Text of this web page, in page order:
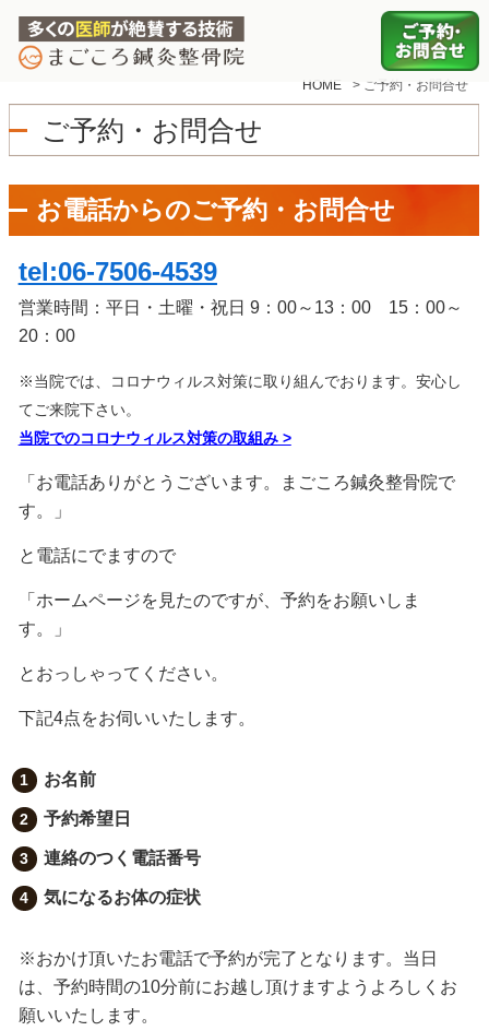
HOME > ご予約・お問合せ
ご予約・お問合せ
お電話からのご予約・お問合せ
tel:06-7506-4539
営業時間：平日・土曜・祝日 9：00～13：00 15：00～
20：00
※当院では、コロナウィルス対策に取り組んでおります。安心し
てご来院下さい。
当院でのコロナウィルス対策の取組み>
「お電話ありがとうございます。まごころ鍼灸整骨院で
す。」
と電話にでますので
「ホームページを見たのですが、予約をお願いしま
す。」
とおっしゃってください。
下記4点をお伺いいたします。
お名前
予約希望日
連絡のつく電話番号
気になるお体の症状
※おかけ頂いたお電話で予約が完了となります。当日
は、予約時間の10分前にお越し頂けますようよろしくお
願いいたします。